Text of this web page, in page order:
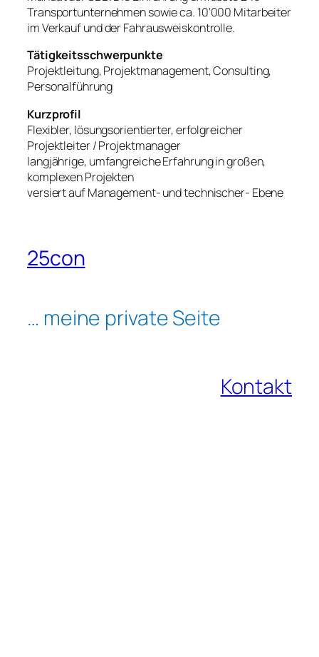
Transportunternehmen sowie ca. 10‘000 Mitarbeiter
im Verkauf und der Fahrausweiskontrolle.
Tätigkeitsschwerpunkte
Projektleitung, Projektmanagement, Consulting,
Personalführung
Kurzprofil
Flexibler, lösungsorientierter, erfolgreicher
Projektleiter / Projektmanager
langjährige, umfangreiche Erfahrung in großen,
komplexen Projekten
versiert auf Management- und technischer- Ebene
25con
… meine private Seite
Kontakt